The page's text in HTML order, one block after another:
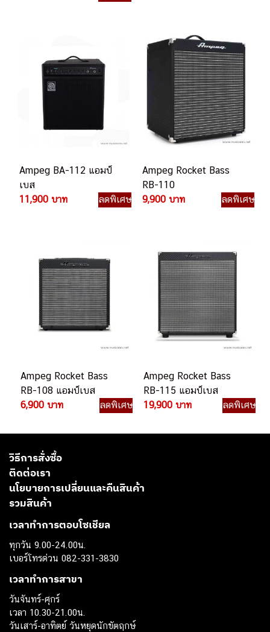
Ampeg BA-112 แอมป์
เบส
11,900 บาท
ลดพิเศษ
Ampeg Rocket Bass
RB-110
9,900 บาท
ลดพิเศษ
Ampeg Rocket Bass
RB-108 แอมป์เบส
6,900 บาท
ลดพิเศษ
Ampeg Rocket Bass
RB-115 แอมป์เบส
19,900 บาท
ลดพิเศษ
วิธีการสั่งซื้อ
ติดต่อเรา
นโยบายการเปลี่ยนและคืนสินค้า
รวมสินค้า
เวลาทำการตอบโซเชียล
ทุกวัน 9.00-24.00น.
เบอร์โทรด่วน 082-331-3830
เวลาทำการสาขา
วันจันทร์-ศุกร์
เวลา 10.30-21.00น.
วันเสาร์-อาทิตย์ วันหยุดนักขัตฤกษ์